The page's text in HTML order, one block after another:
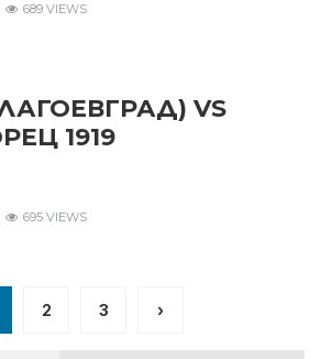
689 VIEWS
VS
1919
695 VIEWS
2 3 ›